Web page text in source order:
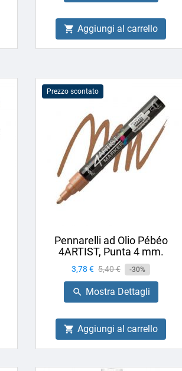
 Aggiungi al carrello
Prezzo scontato
Pennarelli ad Olio Pébéo
4ARTIST, Punta 4 mm.
Prezzo
3,78 € Prezzo
base
5,40 € -30%
 Mostra Dettagli
 Aggiungi al carrello